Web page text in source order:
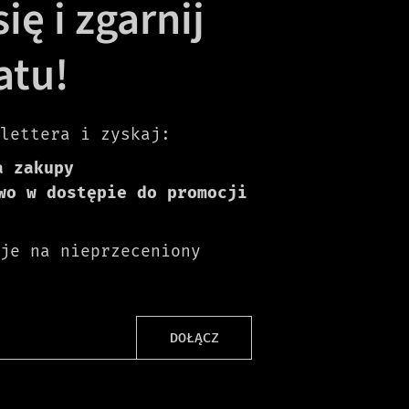
i zgarnij
i zyskaj:
zakupy
w dostępie do promocji
na nieprzeceniony
DOŁĄCZ